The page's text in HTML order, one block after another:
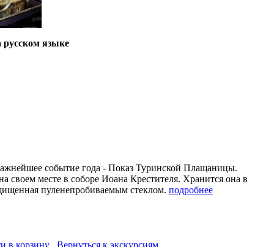
русском языке
событие года - Показ Туринской Плащаницы.
своем месте в соборе Иоана Крестителя. Хранится она в
пуленепробиваемым стеклом. подробнее
в корзину
Вернуться к экскурсиям